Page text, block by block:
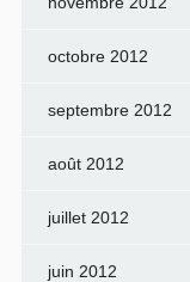
octobre 2012
septembre 2012
août 2012
juillet 2012
juin 2012